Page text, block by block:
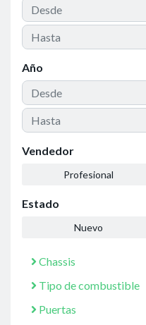
Año
Vendedor
Profesional
Estado
Nuevo
Chassis
Tipo de combustible
Puertas